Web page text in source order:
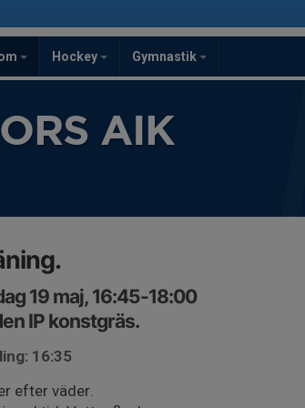
Hockey Gymnastik
AIK
19 maj, 16:45-18:00
IP konstgräs.
16:35
efter väder.